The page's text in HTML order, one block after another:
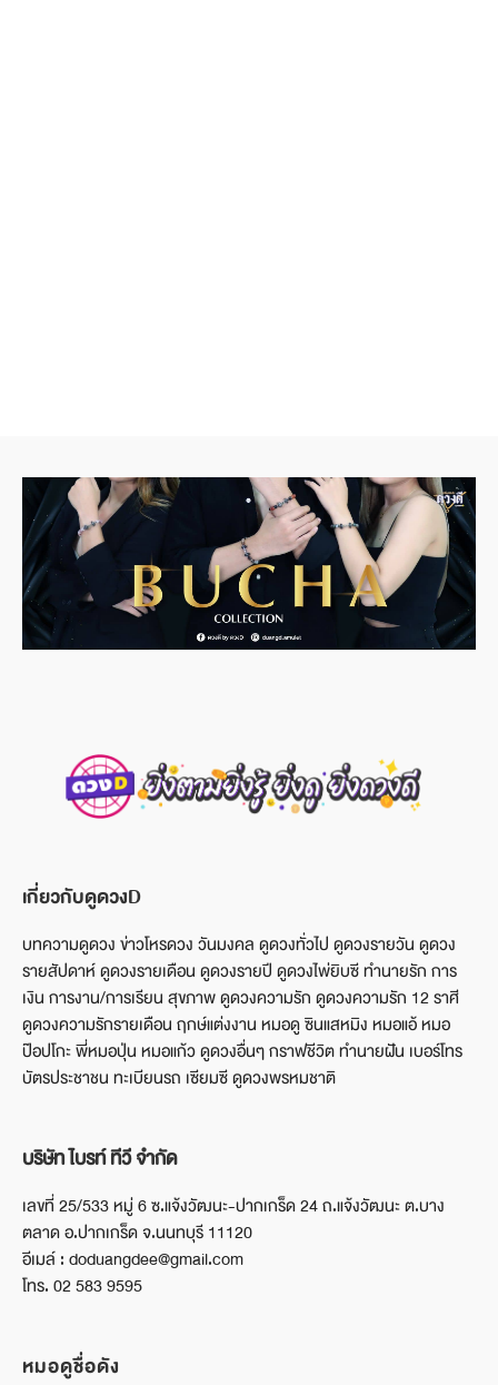
เกี่ยวกับดูดวงD
บทความดูดวง ข่าวโหรดวง วันมงคล ดูดวงทั่วไป ดูดวงรายวัน ดูดวง
รายสัปดาห์ ดูดวงรายเดือน ดูดวงรายปี ดูดวงไพ่ยิบซี ทำนายรัก การ
เงิน การงาน/การเรียน สุขภาพ ดูดวงความรัก ดูดวงความรัก 12 ราศี
ดูดวงความรักรายเดือน ฤกษ์แต่งงาน หมอดู ซินแสหมิง หมอแอ้ หมอ
ป๊อปโกะ พี่หมอปุ่น หมอแก้ว ดูดวงอื่นๆ กราฟชีวิต ทำนายฝัน เบอร์โทร
บัตรประชาชน ทะเบียนรถ เซียมซี ดูดวงพรหมชาติ
บริษัท ไบรท์ ทีวี จำกัด
เลขที่ 25/533 หมู่ 6 ซ.แจ้งวัฒนะ-ปากเกร็ด 24 ถ.แจ้งวัฒนะ ต.บาง
ตลาด อ.ปากเกร็ด จ.นนทบุรี 11120
อีเมล์ : doduangdee@gmail.com
โทร. 02 583 9595
หมอดูชื่อดัง